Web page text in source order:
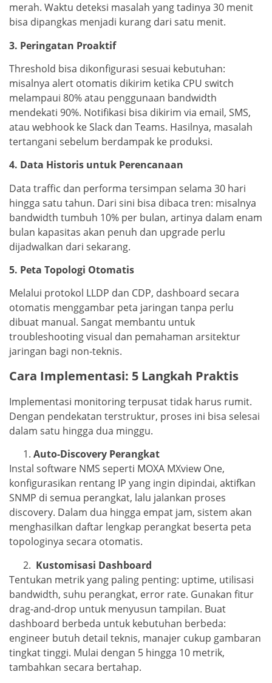
merah. Waktu deteksi masalah yang tadinya 30 menit
bisa dipangkas menjadi kurang dari satu menit.
3. Peringatan Proaktif
Threshold bisa dikonfigurasi sesuai kebutuhan:
misalnya alert otomatis dikirim ketika CPU switch
melampaui 80% atau penggunaan bandwidth
mendekati 90%. Notifikasi bisa dikirim via email, SMS,
atau webhook ke Slack dan Teams. Hasilnya, masalah
tertangani sebelum berdampak ke produksi.
4. Data Historis untuk Perencanaan
Data traffic dan performa tersimpan selama 30 hari
hingga satu tahun. Dari sini bisa dibaca tren: misalnya
bandwidth tumbuh 10% per bulan, artinya dalam enam
bulan kapasitas akan penuh dan upgrade perlu
dijadwalkan dari sekarang.
5. Peta Topologi Otomatis
Melalui protokol LLDP dan CDP, dashboard secara
otomatis menggambar peta jaringan tanpa perlu
dibuat manual. Sangat membantu untuk
troubleshooting visual dan pemahaman arsitektur
jaringan bagi non-teknis.
Cara Implementasi: 5 Langkah Praktis
Implementasi monitoring terpusat tidak harus rumit.
Dengan pendekatan terstruktur, proses ini bisa selesai
dalam satu hingga dua minggu.
Auto-Discovery Perangkat
Instal software NMS seperti MOXA MXview One,
konfigurasikan rentang IP yang ingin dipindai, aktifkan
SNMP di semua perangkat, lalu jalankan proses
discovery. Dalam dua hingga empat jam, sistem akan
menghasilkan daftar lengkap perangkat beserta peta
topologinya secara otomatis.
Kustomisasi Dashboard
Tentukan metrik yang paling penting: uptime, utilisasi
bandwidth, suhu perangkat, error rate. Gunakan fitur
drag-and-drop untuk menyusun tampilan. Buat
dashboard berbeda untuk kebutuhan berbeda:
engineer butuh detail teknis, manajer cukup gambaran
tingkat tinggi. Mulai dengan 5 hingga 10 metrik,
tambahkan secara bertahap.